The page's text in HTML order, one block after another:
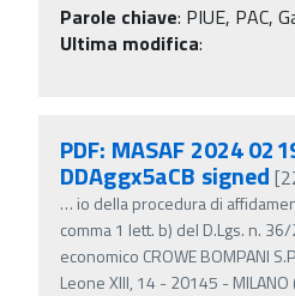
Parole chiave: PIUE, PAC,
Ultima modifica:
PDF: MASAF 2024
DDAggx5aCB signed
… io della procedura di
comma 1 lett. b) del D.Lgs. n.
economico CROWE BOMPANI
Leone XIII, 14 - 20145 - MILANO